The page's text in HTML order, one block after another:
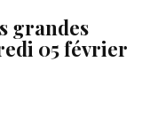
grandes
05 février